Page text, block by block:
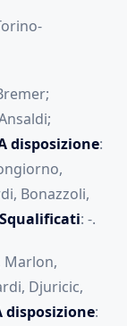
disposizione:
Bonazzoli,
Squalificati: -.
Marlon,
Djuricic,
disposizione: